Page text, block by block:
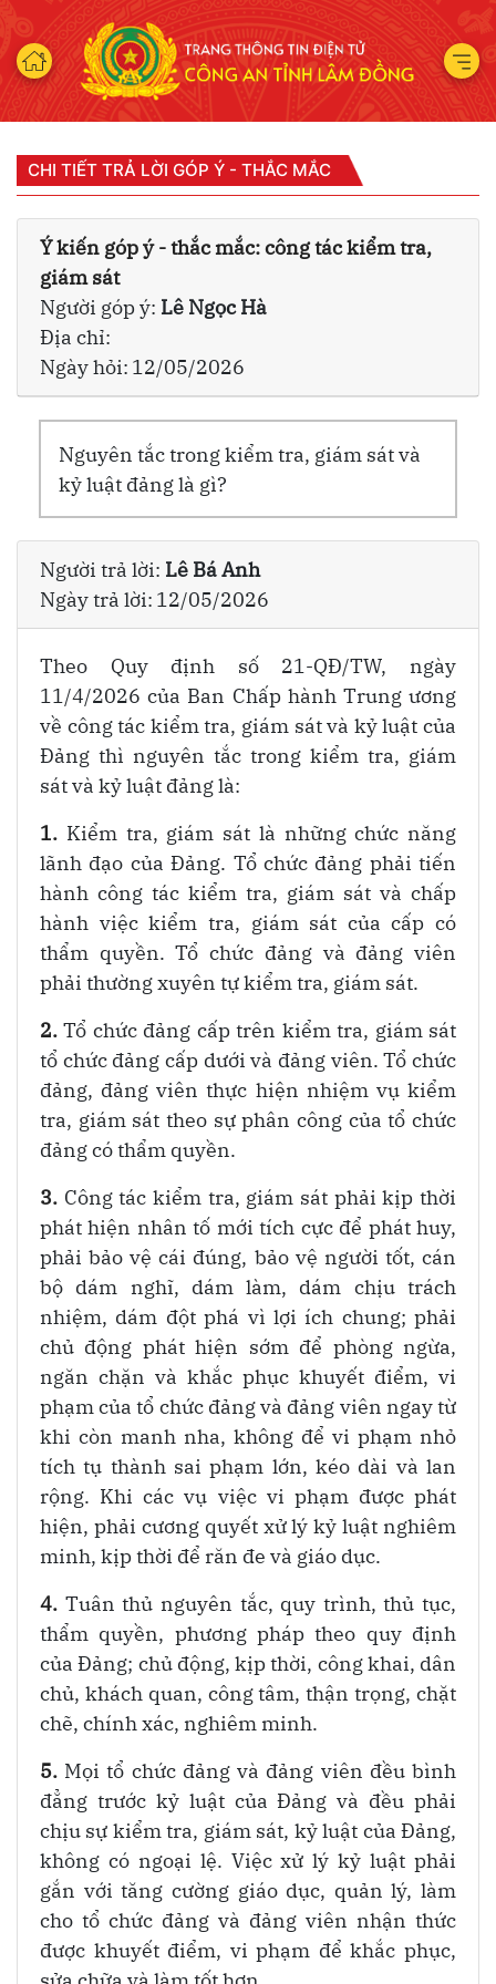
CHI TIẾT TRẢ LỜI GÓP Ý - THẮC MẮC
Ý kiến góp ý - thắc mắc:công tác kiểm tra,
giám sát
Người góp ý: Lê Ngọc Hà
Địa chỉ:
Ngày hỏi: 12/05/2026
Nguyên tắc trong kiểm tra, giám sát và
kỷ luật đảng là gì?
Người trả lời: Lê Bá Anh
Ngày trả lời: 12/05/2026
Theo Quy định số 21-QĐ/TW, ngày
11/4/2026 của Ban Chấp hành Trung ương
về công tác kiểm tra, giám sát và kỷ luật của
Đảng thì nguyên tắc trong kiểm tra, giám
sát và kỷ luật đảng là:
1. Kiểm tra, giám sát là những chức năng
lãnh đạo của Đảng. Tổ chức đảng phải tiến
hành công tác kiểm tra, giám sát và chấp
hành việc kiểm tra, giám sát của cấp có
thẩm quyền. Tổ chức đảng và đảng viên
phải thường xuyên tự kiểm tra, giám sát.
2. Tổ chức đảng cấp trên kiểm tra, giám sát
tổ chức đảng cấp dưới và đảng viên. Tổ chức
đảng, đảng viên thực hiện nhiệm vụ kiểm
tra, giám sát theo sự phân công của tổ chức
đảng có thẩm quyền.
3. Công tác kiểm tra, giám sát phải kịp thời
phát hiện nhân tố mới tích cực để phát huy,
phải bảo vệ cái đúng, bảo vệ người tốt, cán
bộ dám nghĩ, dám làm, dám chịu trách
nhiệm, dám đột phá vì lợi ích chung; phải
chủ động phát hiện sớm để phòng ngừa,
ngăn chặn và khắc phục khuyết điểm, vi
phạm của tổ chức đảng và đảng viên ngay từ
khi còn manh nha, không để vi phạm nhỏ
tích tụ thành sai phạm lớn, kéo dài và lan
rộng. Khi các vụ việc vi phạm được phát
hiện, phải cương quyết xử lý kỷ luật nghiêm
minh, kịp thời để răn đe và giáo dục.
4. Tuân thủ nguyên tắc, quy trình, thủ tục,
thẩm quyền, phương pháp theo quy định
của Đảng; chủ động, kịp thời, công khai, dân
chủ, khách quan, công tâm, thận trọng, chặt
chẽ, chính xác, nghiêm minh.
5. Mọi tổ chức đảng và đảng viên đều bình
đẳng trước kỷ luật của Đảng và đều phải
chịu sự kiểm tra, giám sát, kỷ luật của Đảng,
không có ngoại lệ. Việc xử lý kỷ luật phải
gắn với tăng cường giáo dục, quản lý, làm
cho tổ chức đảng và đảng viên nhận thức
được khuyết điểm, vi phạm để khắc phục,